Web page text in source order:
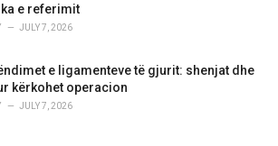
e referimit
JULY 7, 2026
e ligamenteve të gjurit: shenjat dhe
kërkohet operacion
JULY 7, 2026